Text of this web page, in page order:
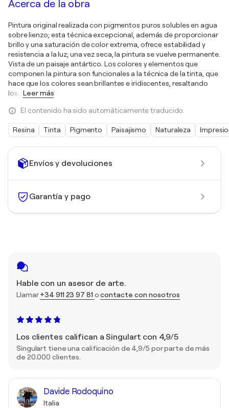
Envíos y devoluciones
Garantía y pago
Hable con un asesor de arte.
Llamar+34 911 23 97 81 ocontacte con nosotros
Los clientes califican a Singulart con 4,9/5
Singulart tiene una calificación de 4,9/5 por parte de más
de 20.000 clientes.
Davide Rodoquino
Italia
Acerca de la obra
Pintura original realizada con pigmentos puros solubles en agua
sobre lienzo; esta técnica excepcional, además de proporcionar
brillo y una saturación de color extrema, ofrece estabilidad y
resistencia a la luz; una vez seca, la pintura se vuelve permanente.
Vista de un paisaje antártico. Los colores y elementos que
componen la pintura son funcionales a la técnica de la tinta, que
hace que los colores sean brillantes e iridiscentes, resaltando
los
Leer más
El contenido ha sido automáticamente traducido.
Resina Tinta Pigmento Paisajismo Naturaleza